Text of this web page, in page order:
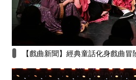
【戲曲新聞】經典童話化身戲曲冒險 《森林七矮